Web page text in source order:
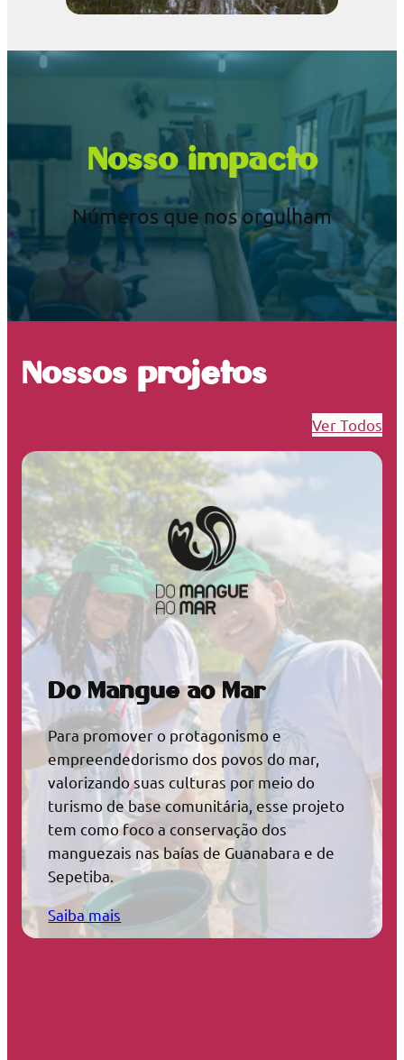
Nosso impacto
Números que nos orgulham
Nossos projetos
Ver Todos
Do Mangue ao Mar
Para promover o protagonismo e
empreendedorismo dos povos do mar,
valorizando suas culturas por meio do
turismo de base comunitária, esse projeto
tem como foco a conservação dos
manguezais nas baías de Guanabara e de
Sepetiba.
Saiba mais